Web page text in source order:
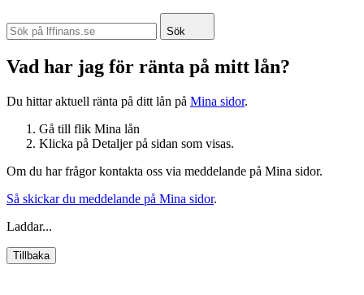
Sök
Vad har jag för ränta på mitt lån?
Du hittar aktuell ränta på ditt lån på Mina sidor.
Gå till flik Mina lån
Klicka på Detaljer på sidan som visas.
Om du har frågor kontakta oss via meddelande på Mina sidor.
Så skickar du meddelande på Mina sidor.
Laddar...
Tillbaka